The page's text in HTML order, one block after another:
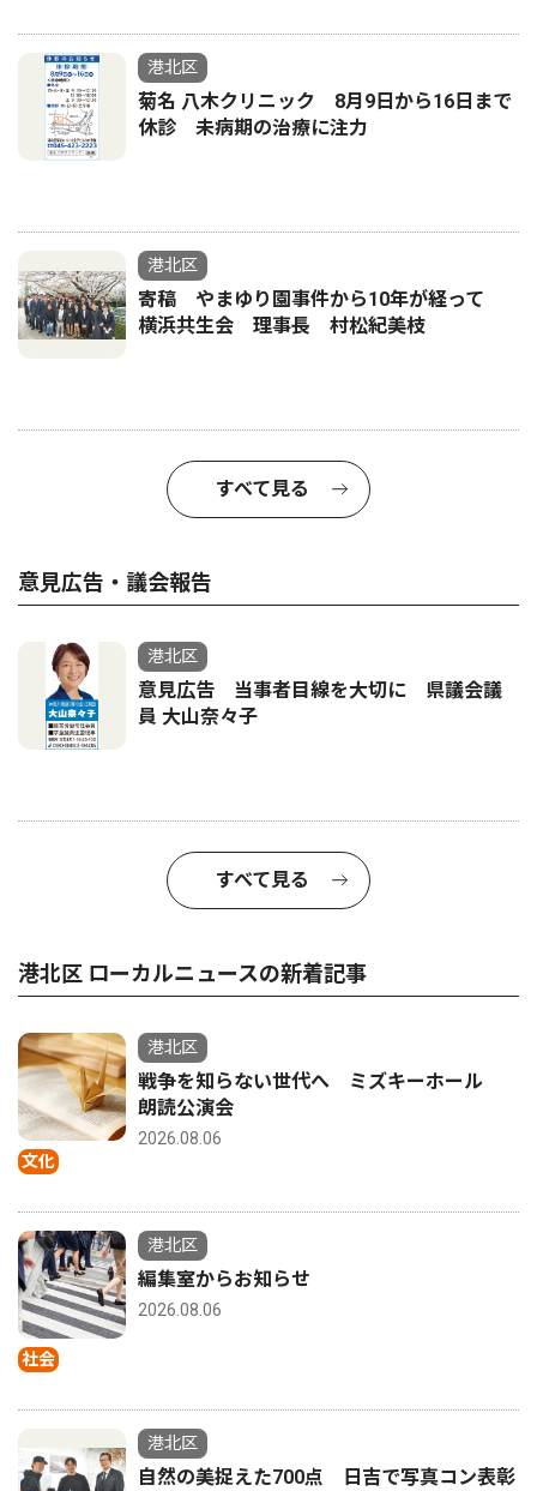
港北区
菊名 八木クリニック 8月9日から16日まで
休診 未病期の治療に注力
港北区
寄稿 やまゆり園事件から10年が経って
横浜共生会 理事長 村松紀美枝
すべて見る
意見広告・議会報告
港北区
意見広告 当事者目線を大切に 県議会議
員 大山奈々子
すべて見る
港北区 ローカルニュースの新着記事
文化
港北区
戦争を知らない世代へ ミズキーホール
朗読公演会
2026.08.06
社会
港北区
編集室からお知らせ
2026.08.06
港北区
自然の美捉えた700点 日吉で写真コン表彰